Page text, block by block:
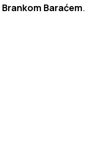
Brankom Baraćem.